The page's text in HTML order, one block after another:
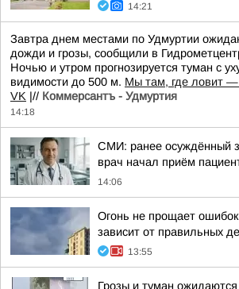
14:21
Завтра днем местами по Удмуртии
дожди и грозы, сообщили в
Ночью и утром прогнозируется туман с
видимости до 500 м. Мы там, где ловит —
VK |// Коммерсантъ - Удмуртия
14:18
СМИ: ранее осуждённый
врач начал приём
14:06
Огонь не прощает
зависит от правильных
13:55
Грозы и туман